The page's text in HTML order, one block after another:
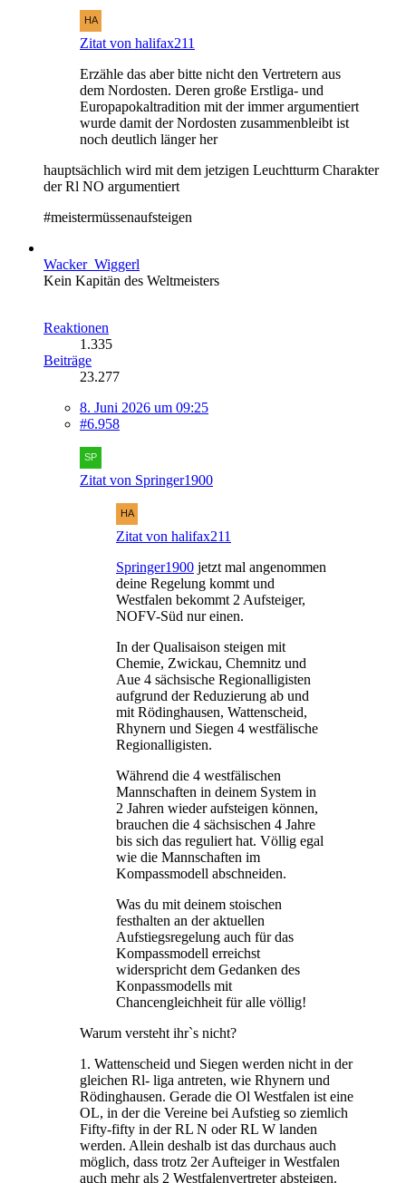
Zitat von halifax211
Erzähle das aber bitte nicht den Vertretern aus
dem Nordosten. Deren große Erstliga- und
Europapokaltradition mit der immer argumentiert
wurde damit der Nordosten zusammenbleibt ist
noch deutlich länger her
hauptsächlich wird mit dem jetzigen Leuchtturm Charakter
der Rl NO argumentiert
#meistermüssenaufsteigen
Wacker_Wiggerl
Kein Kapitän des Weltmeisters
Reaktionen
1.335
Beiträge
23.277
8. Juni 2026 um 09:25
#6.958
Zitat von Springer1900
Zitat von halifax211
Springer1900 jetzt mal angenommen
deine Regelung kommt und
Westfalen bekommt 2 Aufsteiger,
NOFV-Süd nur einen.
In der Qualisaison steigen mit
Chemie, Zwickau, Chemnitz und
Aue 4 sächsische Regionalligisten
aufgrund der Reduzierung ab und
mit Rödinghausen, Wattenscheid,
Rhynern und Siegen 4 westfälische
Regionalligisten.
Während die 4 westfälischen
Mannschaften in deinem System in
2 Jahren wieder aufsteigen können,
brauchen die 4 sächsischen 4 Jahre
bis sich das reguliert hat. Völlig egal
wie die Mannschaften im
Kompassmodell abschneiden.
Was du mit deinem stoischen
festhalten an der aktuellen
Aufstiegsregelung auch für das
Kompassmodell erreichst
widerspricht dem Gedanken des
Konpassmodells mit
Chancengleichheit für alle völlig!
Warum versteht ihr`s nicht?
1. Wattenscheid und Siegen werden nicht in der
gleichen Rl- liga antreten, wie Rhynern und
Rödinghausen. Gerade die Ol Westfalen ist eine
OL, in der die Vereine bei Aufstieg so ziemlich
Fifty-fifty in der RL N oder RL W landen
werden. Allein deshalb ist das durchaus auch
möglich, dass trotz 2er Aufteiger in Westfalen
auch mehr als 2 Westfalenvertreter absteigen.